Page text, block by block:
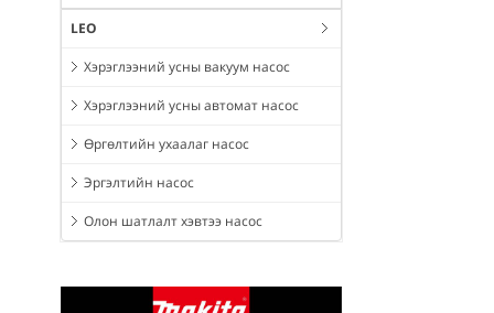
LEO
Хэрэглээний усны вакуум насос
Хэрэглээний усны автомат насос
Өргөлтийн ухаалаг насос
Эргэлтийн насос
Олон шатлалт хэвтээ насос